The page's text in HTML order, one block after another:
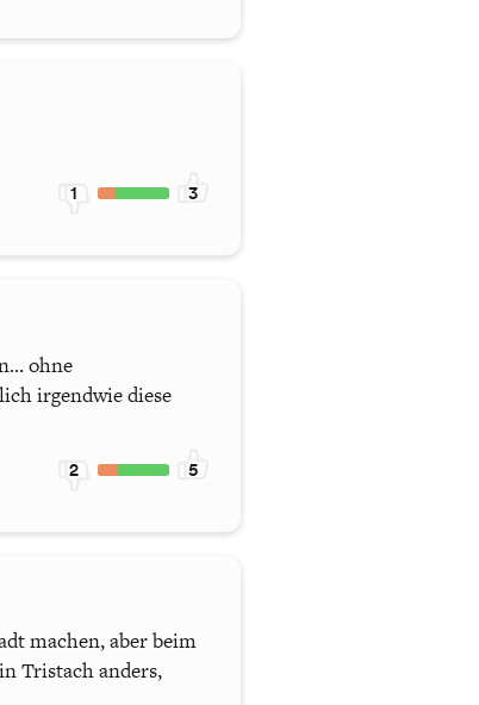
1 3
ohne
irgendwie diese
2 5
machen, aber beim
Tristach anders,